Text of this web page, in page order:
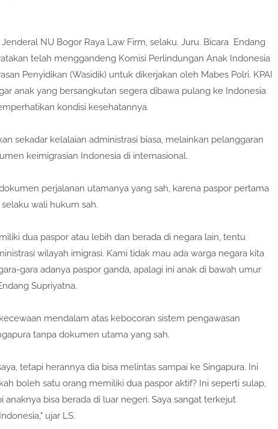
NU Bogor Raya Law Firm, selaku. Juru. Bicara Endang
telah menggandeng Komisi Perlindungan Anak Indonesia
Penyidikan (Wasidik) untuk dikerjakan oleh Mabes Polri. KPAI
anak yang bersangkutan segera dibawa pulang ke Indonesia
kondisi kesehatannya.
sekadar kelalaian administrasi biasa, melainkan pelanggaran
keimigrasian Indonesia di internasional.
perjalanan utamanya yang sah, karena paspor pertama
wali hukum sah.
dua paspor atau lebih dan berada di negara lain, tentu
wilayah imigrasi. Kami tidak mau ada warga negara kita
gara adanya paspor ganda, apalagi ini anak di bawah umur
Supriyatna.
mendalam atas kebocoran sistem pengawasan
tanpa dokumen utama yang sah.
tetapi herannya dia bisa melintas sampai ke Singapura. Ini
boleh satu orang memiliki dua paspor aktif? Ini seperti sulap,
bisa berada di luar negeri. Saya sangat terkejut
ujar LS.